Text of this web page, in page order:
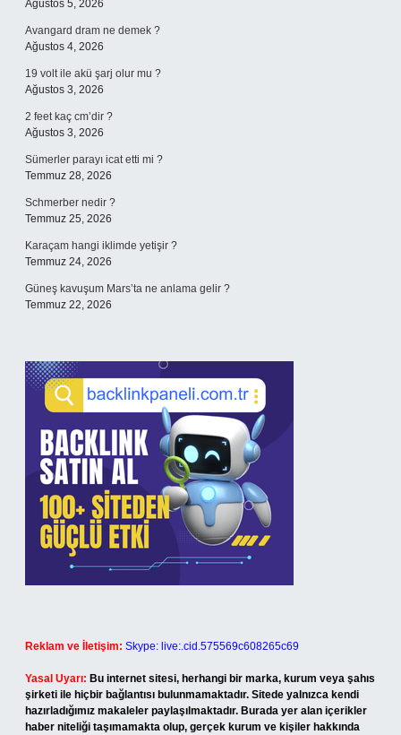
Ağustos 5, 2026
Avangard dram ne demek ?
Ağustos 4, 2026
19 volt ile akü şarj olur mu ?
Ağustos 3, 2026
2 feet kaç cm’dir ?
Ağustos 3, 2026
Sümerler parayı icat etti mi ?
Temmuz 28, 2026
Schmerber nedir ?
Temmuz 25, 2026
Karaçam hangi iklimde yetişir ?
Temmuz 24, 2026
Güneş kavuşum Mars’ta ne anlama gelir ?
Temmuz 22, 2026
Reklam ve İletişim: Skype: live:.cid.575569c608265c69
Yasal Uyarı: Bu internet sitesi, herhangi bir marka, kurum veya şahıs
şirketi ile hiçbir bağlantısı bulunmamaktadır. Sitede yalnızca kendi
hazırladığımız makaleler paylaşılmaktadır. Burada yer alan içerikler
haber niteliği taşımamakta olup, gerçek kurum ve kişiler hakkında